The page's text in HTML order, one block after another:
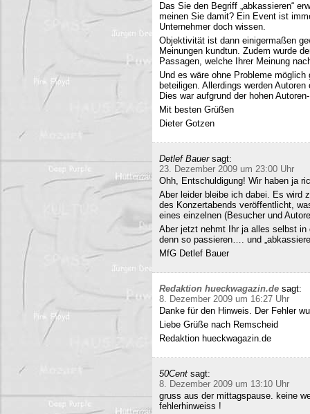
Das Sie den Begriff „abkassieren“
meinen Sie damit? Ein Event ist
Unternehmer doch wissen.
Objektivität ist dann einigermaßen
Meinungen kundtun. Zudem wurde
Passagen, welche Ihrer Meinung
Und es wäre ohne Probleme
beteiligen. Allerdings werden
Dies war aufgrund der hohen
Mit besten Grüßen
Dieter Gotzen
Detlef Bauer sagt:
23. Dezember 2009 um 23:00 Uhr
Ohh, Entschuldigung! Wir haben ja
Aber leider bleibe ich dabei. Es wird
des Konzertabends veröffentlicht,
eines einzelnen (Besucher und
Aber jetzt nehmt Ihr ja alles selbst
denn so passieren…. und
MfG Detlef Bauer
Redaktion hueckwagazin.de sagt:
8. Dezember 2009 um 16:27 Uhr
Danke für den Hinweis. Der Fehler
Liebe Grüße nach Remscheid
Redaktion hueckwagazin.de
50Cent sagt:
8. Dezember 2009 um 13:10 Uhr
gruss aus der mittagspause. keine
fehlerhinweiss !